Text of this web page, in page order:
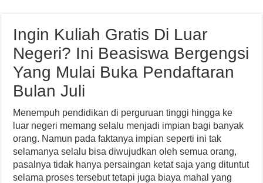
Ingin Kuliah Gratis Di Luar
Negeri? Ini Beasiswa Bergengsi
Yang Mulai Buka Pendaftaran
Bulan Juli
Menempuh pendidikan di perguruan tinggi hingga ke
luar negeri memang selalu menjadi impian bagi banyak
orang. Namun pada faktanya impian seperti ini tak
selamanya selalu bisa diwujudkan oleh semua orang,
pasalnya tidak hanya persaingan ketat saja yang dituntut
selama proses tersebut tetapi juga biaya mahal yang